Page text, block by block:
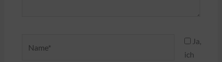
Ja,
ich